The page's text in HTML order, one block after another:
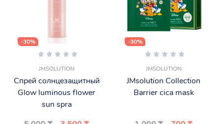
-30%
JMSOLUTION
Спрей солнцезащитный
Glow luminous flower
sun spra
-30%
JMSOLUTION
JMsolution Collection
Barrier cica mask